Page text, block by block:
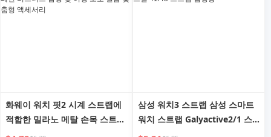
화웨이 워치 핏2 시계 스트랩에
적합한 밀라노 메탈 손목 스트랩
화웨이 워치 핏2 스마트 워치 밀
삼성 워치3 스트랩 삼성 스마트
워치 스트랩 Galyactive2/1 스
트랩 46/42mm 밀란 나이스 기